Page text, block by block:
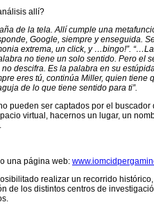
allí?
de la tela. Allí cumple una
Google, siempre y enseguida.
extrema, un click, y …bingo!”.
no tiene un solo sentido. Pero el
descifra. Es la palabra en su
eres tú, continúa Miller, quien tiene
de lo que tiene sentido para ti”.
pueden ser captados por el buscador
virtual, hacernos un lugar, un
una página web:
realizar un recorrido
de los distintos centros de